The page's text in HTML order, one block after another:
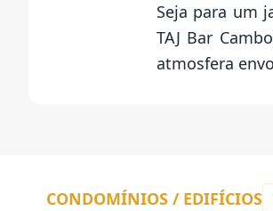
Seja para um
TAJ Bar
atmosfera
CONDOMÍNIOS / EDIFÍCIOS